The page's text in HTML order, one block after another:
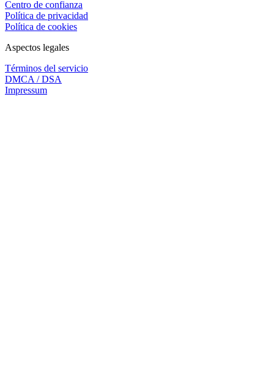
Centro de confianza
Política de privacidad
Política de cookies
Aspectos legales
Términos del servicio
DMCA / DSA
Impressum